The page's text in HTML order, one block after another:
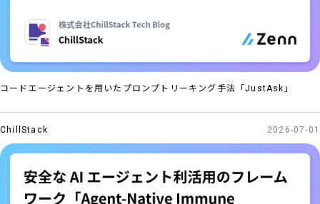
コードエージェントを用いたプロンプトリーキング手法「JustAsk」
ChillStack 2026-07-01